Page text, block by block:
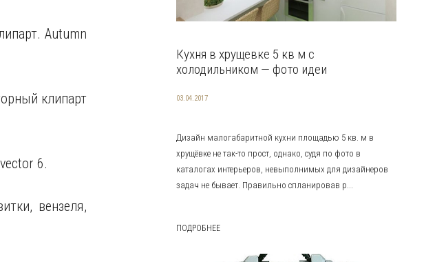
Autumn
клипарт
6.
вензеля,
Кухня в хрущевке 5 кв м с
холодильником — фото идеи
03.04.2017
Дизайн малогабаритной кухни площадью 5 кв. м в
хрущёвке не так-то прост, однако, судя по фото в
каталогах интерьеров, невыполнимых для дизайнеров
задач не бывает. Правильно спланировав р...
ПОДРОБНЕЕ